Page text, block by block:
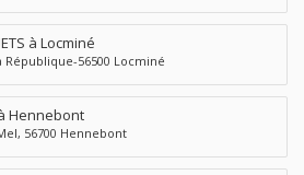
à Locminé
56500 Locminé
à Hennebont
56700 Hennebont